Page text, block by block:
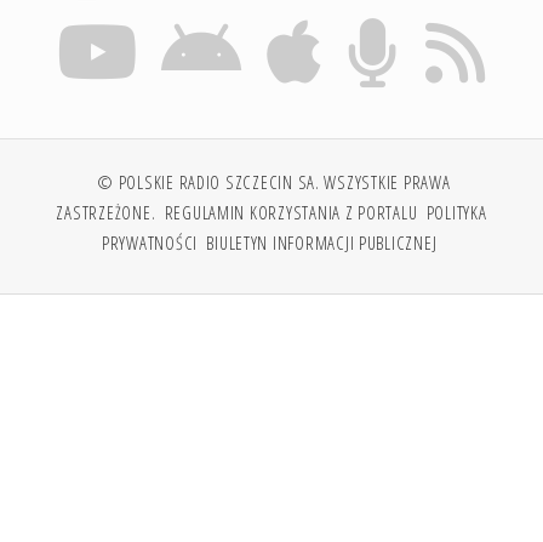
© POLSKIE RADIO SZCZECIN SA. WSZYSTKIE PRAWA
ZASTRZEŻONE. REGULAMIN KORZYSTANIA Z PORTALU POLITYKA
PRYWATNOŚCI BIULETYN INFORMACJI PUBLICZNEJ